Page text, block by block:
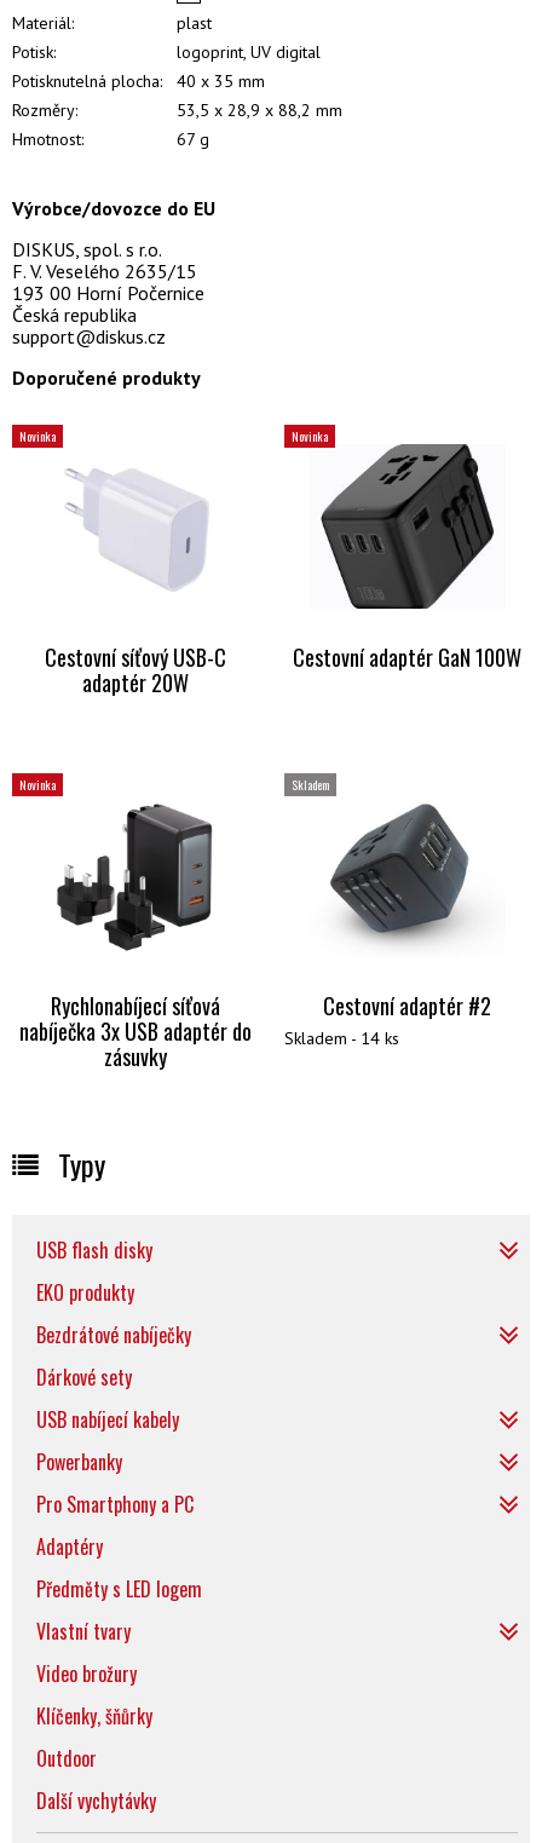
Materiál:
plast
Potisk:
logoprint, UV digital
Potisknutelná plocha:
40 x 35 mm
Rozměry:
53,5 x 28,9 x 88,2 mm
Hmotnost:
67 g
Výrobce/dovozce do EU
DISKUS, spol. s r.o.
F. V. Veselého 2635/15
193 00 Horní Počernice
Česká republika
support@diskus.cz
Doporučené produkty
Novinka
Cestovní síťový USB-C
adaptér 20W
Novinka
Cestovní adaptér GaN 100W
Novinka
Rychlonabíjecí síťová
nabíječka 3x USB adaptér do
zásuvky
Skladem
Cestovní adaptér #2
Skladem - 14 ks
Typy
USB flash disky
EKO produkty
Bezdrátové nabíječky
Dárkové sety
USB nabíjecí kabely
Powerbanky
Pro Smartphony a PC
Adaptéry
Předměty s LED logem
Vlastní tvary
Video brožury
Klíčenky, šňůrky
Outdoor
Další vychytávky